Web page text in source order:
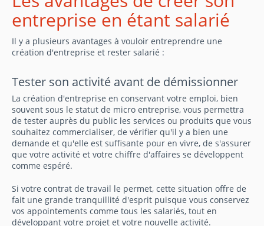
entreprise en étant salarié
Il y a plusieurs avantages à vouloir entreprendre une
création d'entreprise et rester salarié :
Tester son activité avant de démissionner
La création d'entreprise en conservant votre emploi, bien
souvent sous le statut de micro entreprise, vous permettra
de tester auprès du public les services ou produits que vous
souhaitez commercialiser, de vérifier qu'il y a bien une
demande et qu'elle est suffisante pour en vivre, de s'assurer
que votre activité et votre chiffre d'affaires se développent
comme espéré.
Si votre contrat de travail le permet, cette situation offre de
fait une grande tranquillité d'esprit puisque vous conservez
vos appointements comme tous les salariés, tout en
développant votre projet et votre nouvelle activité.